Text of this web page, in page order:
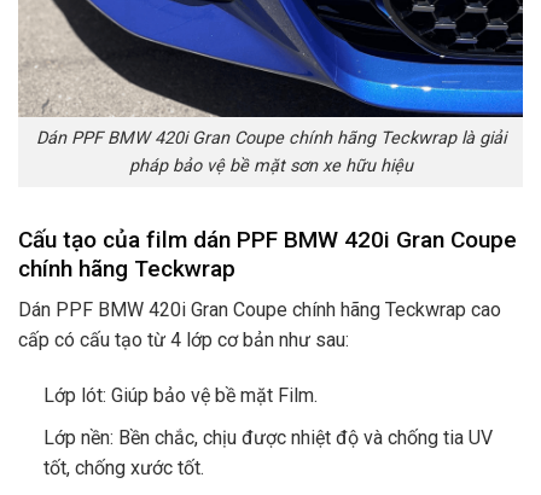
Dán PPF BMW 420i Gran Coupe chính hãng Teckwrap là giải
pháp bảo vệ bề mặt sơn xe hữu hiệu
Cấu tạo của film dán PPF BMW 420i Gran Coupe
chính hãng Teckwrap
Dán PPF BMW 420i Gran Coupe chính hãng Teckwrap cao
cấp có cấu tạo từ 4 lớp cơ bản như sau:
Lớp lót: Giúp bảo vệ bề mặt Film.
Lớp nền: Bền chắc, chịu được nhiệt độ và chống tia UV
tốt, chống xước tốt.